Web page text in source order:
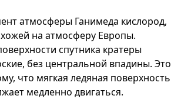
атмосферы Ганимеда кислород,
на атмосферу Европы.
спутника кратеры
без центральной впадины. Это
что мягкая ледяная поверхность
медленно двигаться.